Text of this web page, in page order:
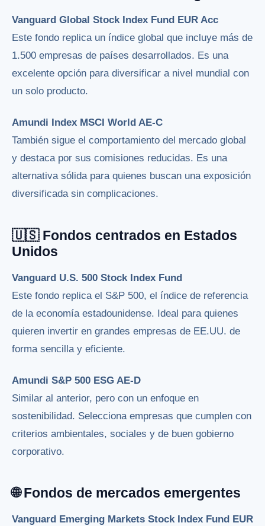
Vanguard Global Stock Index Fund EUR Acc
Este fondo replica un índice global que incluye más de
1.500 empresas de países desarrollados. Es una
excelente opción para diversificar a nivel mundial con
un solo producto.
Amundi Index MSCI World AE-C
También sigue el comportamiento del mercado global
y destaca por sus comisiones reducidas. Es una
alternativa sólida para quienes buscan una exposición
diversificada sin complicaciones.
🇺🇸 Fondos centrados en Estados
Unidos
Vanguard U.S. 500 Stock Index Fund
Este fondo replica el S&P 500, el índice de referencia
de la economía estadounidense. Ideal para quienes
quieren invertir en grandes empresas de EE.UU. de
forma sencilla y eficiente.
Amundi S&P 500 ESG AE-D
Similar al anterior, pero con un enfoque en
sostenibilidad. Selecciona empresas que cumplen con
criterios ambientales, sociales y de buen gobierno
corporativo.
🌐 Fondos de mercados emergentes
Vanguard Emerging Markets Stock Index Fund EUR